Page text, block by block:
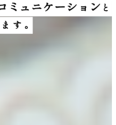
ミ ュニケーシ ョ ン と
ま す 。